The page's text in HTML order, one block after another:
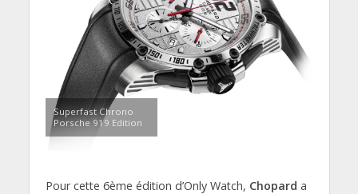
Superfast Chrono
Porsche 919 Edition
Pour cette 6ème édition d’Only Watch, Chopard a